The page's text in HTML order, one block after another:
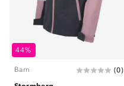
44%
Barn (0)